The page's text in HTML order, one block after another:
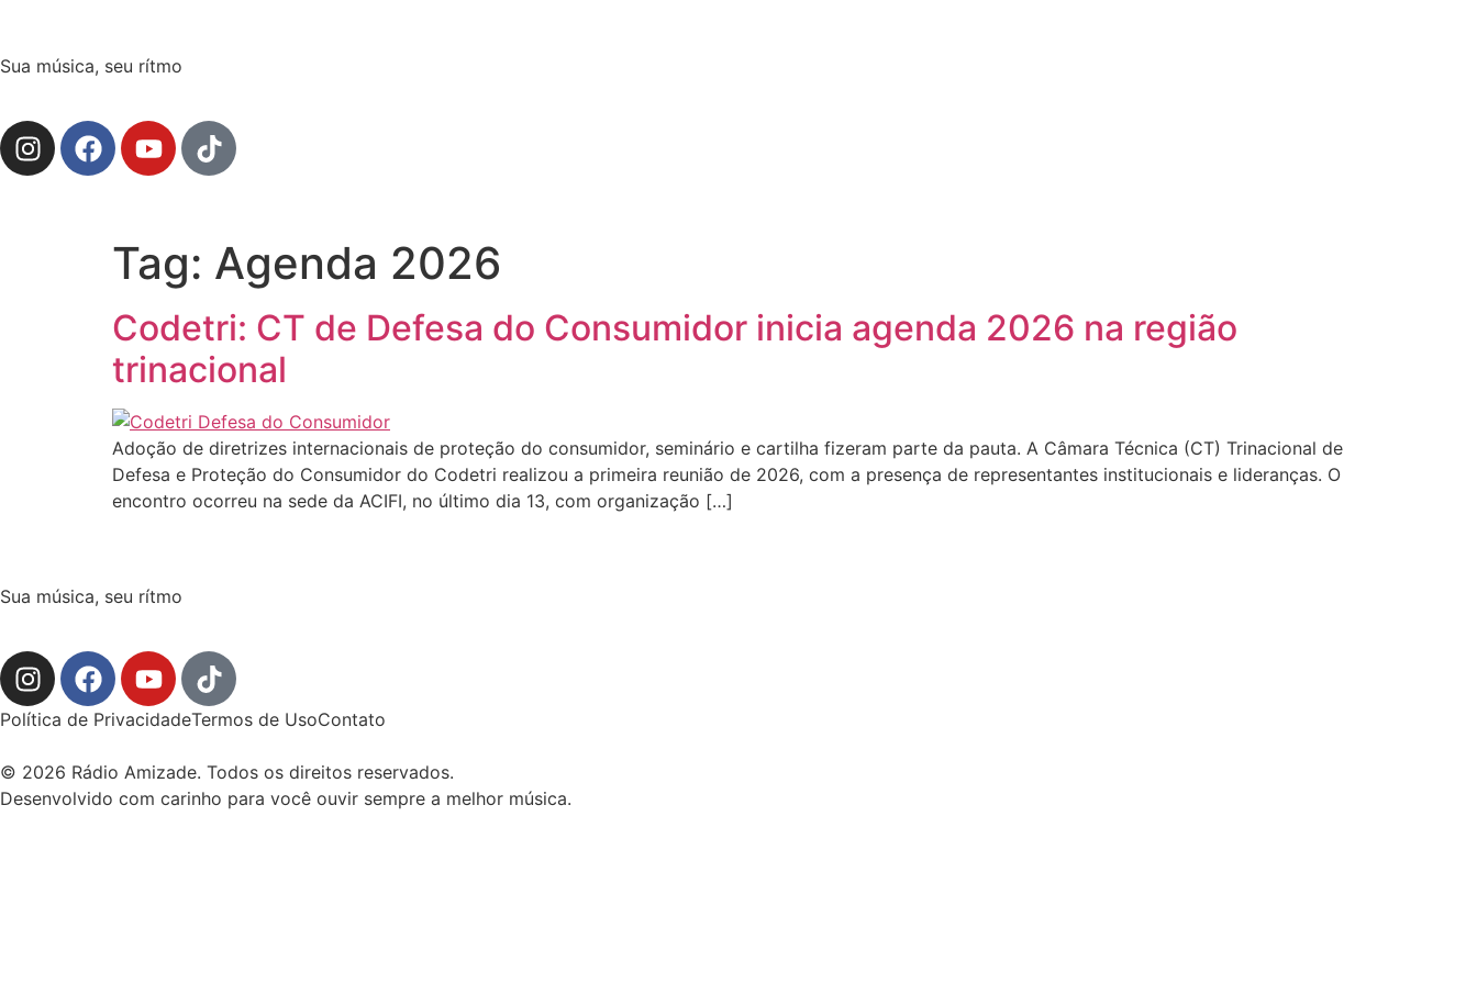
Sua música, seu rítmo
Tag: Agenda 2026
Codetri: CT de Defesa do Consumidor inicia agenda 2026 na região
trinacional
Adoção de diretrizes internacionais de proteção do consumidor, seminário e cartilha fizeram parte da pauta. A Câmara Técnica (CT) Trinacional de
Defesa e Proteção do Consumidor do Codetri realizou a primeira reunião de 2026, com a presença de representantes institucionais e lideranças. O
encontro ocorreu na sede da ACIFI, no último dia 13, com organização […]
Sua música, seu rítmo
Política de PrivacidadeTermos de UsoContato
© 2026 Rádio Amizade. Todos os direitos reservados.
Desenvolvido com carinho para você ouvir sempre a melhor música.